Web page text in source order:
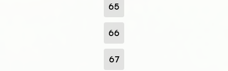
65
66
67